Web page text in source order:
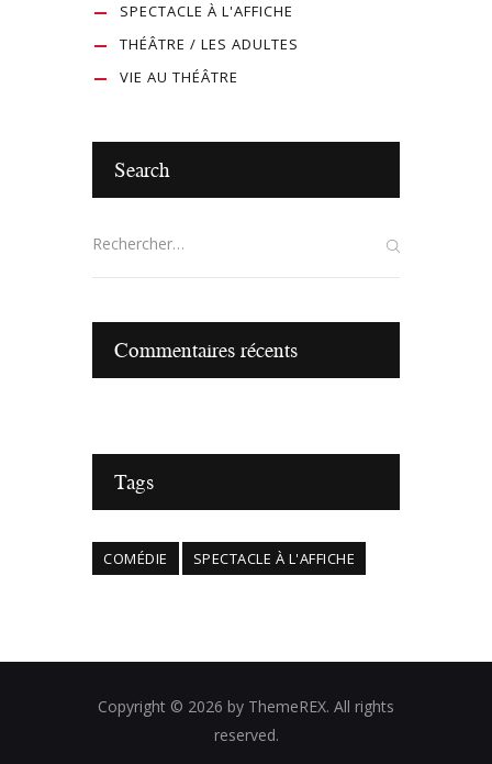
SPECTACLE À L'AFFICHE
THÉÂTRE / LES ADULTES
VIE AU THÉÂTRE
Search
Commentaires récents
Tags
COMÉDIE SPECTACLE À L'AFFICHE
Copyright © 2026 by ThemeREX. All rights
reserved.